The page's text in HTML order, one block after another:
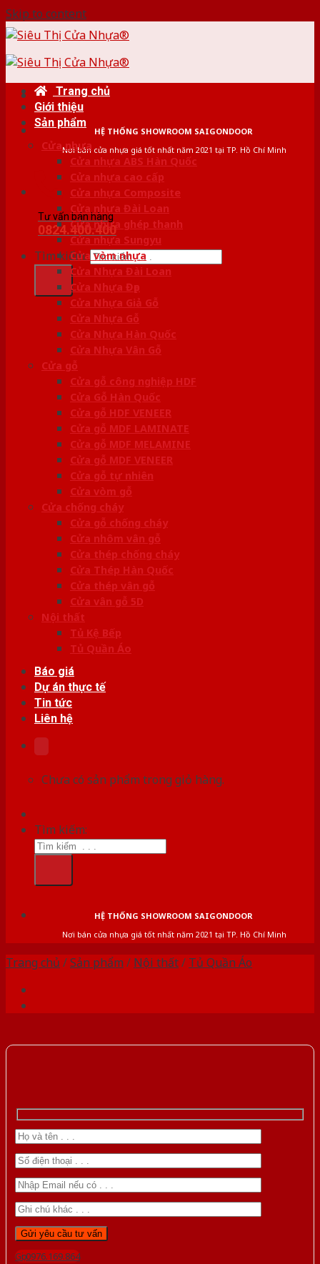
Skip to content
HỆ THỐNG SHOWROOM SAIGONDOOR
Nơi bán cửa nhựa giá tốt nhất năm 2021 tại TP. Hồ Chí Minh
Tư vấn bán hàng
0824.400.400
Tìm kiếm:
Trang chủ
Giới thiệu
Sản phẩm
Cửa nhựa
Cửa nhựa ABS Hàn Quốc
Cửa nhựa cao cấp
Cửa nhựa Composite
Cửa nhựa Đài Loan
Cửa nhựa ghép thanh
Cửa nhựa Sungyu
Cửa vòm nhựa
Cửa Nhựa Đài Loan
Cửa Nhựa Đẹp
Cửa Nhựa Giả Gỗ
Cửa Nhựa Gỗ
Cửa Nhựa Hàn Quốc
Cửa Nhựa Vân Gỗ
Cửa gỗ
Cửa gỗ công nghiệp HDF
Cửa Gỗ Hàn Quốc
Cửa gỗ HDF VENEER
Cửa gỗ MDF LAMINATE
Cửa gỗ MDF MELAMINE
Cửa gỗ MDF VENEER
Cửa gỗ tự nhiên
Cửa vòm gỗ
Cửa chống cháy
Cửa gỗ chống cháy
Cửa nhôm vân gỗ
Cửa thép chống cháy
Cửa Thép Hàn Quốc
Cửa thép vân gỗ
Cửa vân gỗ 5D
Nội thất
Tủ Kệ Bếp
Tủ Quần Áo
Báo giá
Dự án thực tế
Tin tức
Liên hệ
Chưa có sản phẩm trong giỏ hàng.
Tìm kiếm:
HỆ THỐNG SHOWROOM SAIGONDOOR
Nơi bán cửa nhựa giá tốt nhất năm 2021 tại TP. Hồ Chí Minh
Trang chủ /Sản phẩm / Nội thất/ Tủ Quần Áo
Gọi 0976.169.864